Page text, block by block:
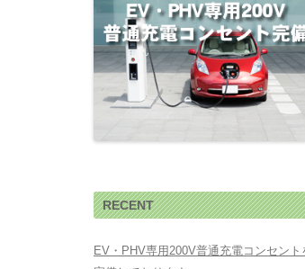
RECENT
EV・PHV専用200V普通充電コンセント